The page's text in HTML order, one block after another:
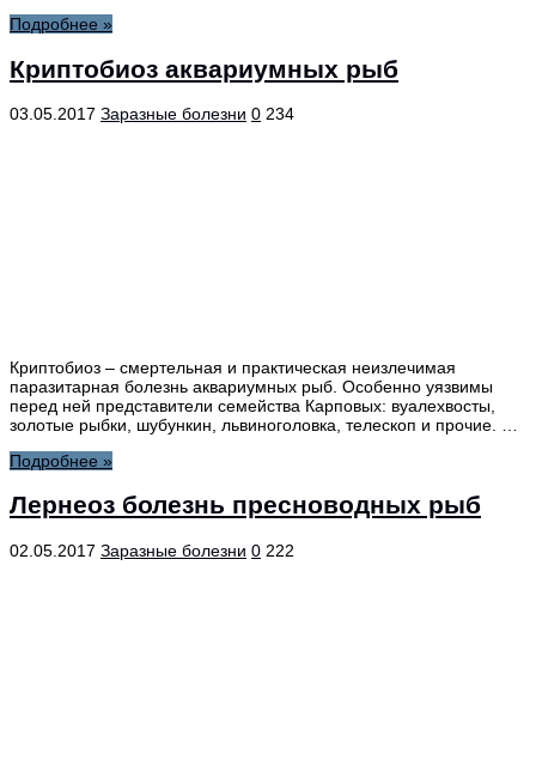
Подробнее »
Криптобиоз аквариумных рыб
03.05.2017 Заразные болезни 0 234
Криптобиоз – смертельная и практическая неизлечимая
паразитарная болезнь аквариумных рыб. Особенно уязвимы
перед ней представители семейства Карповых: вуалехвосты,
золотые рыбки, шубункин, львиноголовка, телескоп и прочие. …
Подробнее »
Лернеоз болезнь пресноводных рыб
02.05.2017 Заразные болезни 0 222